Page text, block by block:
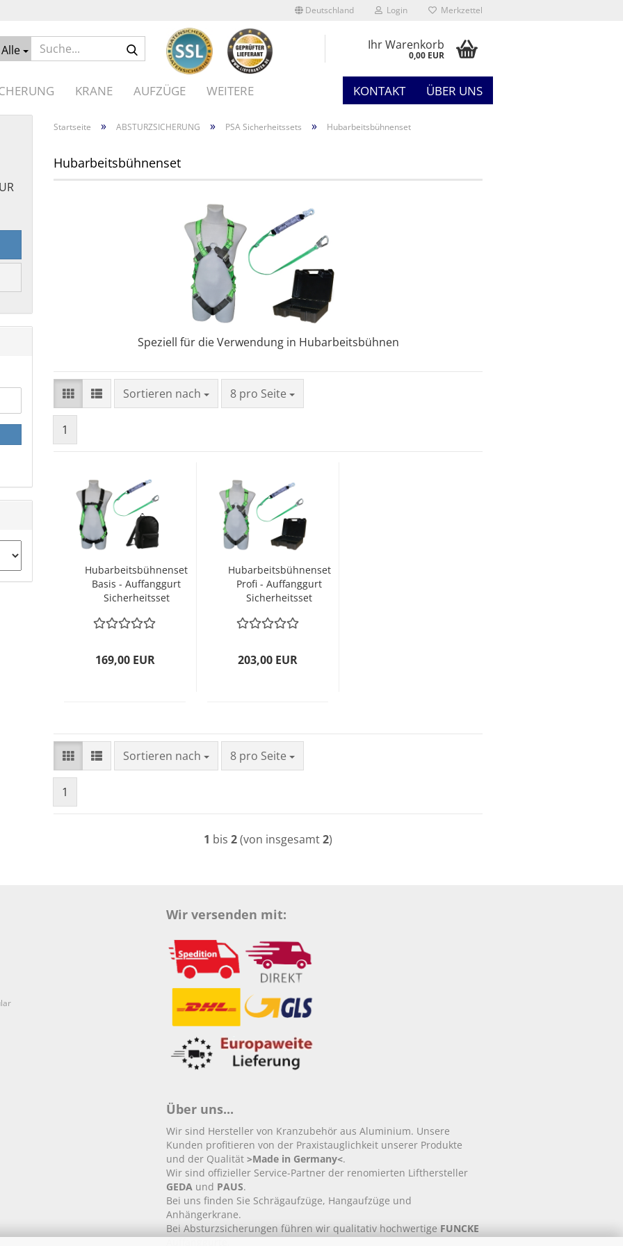
Deutschland Login Merkzettel
Alle Suche... Ihr Warenkorb
0,00 EUR
KRANE AUFZÜGE KONTAKT ÜBER UNS
WEITERE
Startseite » ABSTURZSICHERUNG » PSA Sicherheitssets » Hubarbeitsbühnenset
Hubarbeitsbühnenset
Speziell für die Verwendung in Hubarbeitsbühnen
Sortieren nach
Sortieren nach 8 pro Seite
pro Seite
1
Hubarbeitsbühnenset
Basis - Auffanggurt
Sicherheitsset
169,00 EUR
Hubarbeitsbühnenset
Profi - Auffanggurt
Sicherheitsset
203,00 EUR
Sortieren nach
Sortieren nach 8 pro Seite
pro Seite
1
1 bis2(von insgesamt2)
Wir versenden mit:
Über uns...
Wir sind Hersteller von Kranzubehör aus Aluminium. Unsere
Kunden profitieren von der Praxistauglichkeit unserer Produkte
und der Qualität >Made in Germany<.
Wir sind offizieller Service-Partner der renomierten Lifthersteller
GEDA und PAUS.
Bei uns finden Sie Schrägaufzüge, Hangaufzüge und
Anhängerkrane.
Bei Absturzsicherungen führen wir qualitativ hochwertige FUNCKE